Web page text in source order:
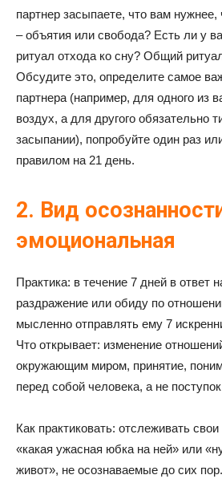
партнер засыпаете, что вам
– объятия или свобода? Есть ли у
ритуал отхода ко сну? Общий
Обсудите это, определите самое
партнера (например, для одного из
воздух, а для другого обязательно
засыпании), попробуйте один раз
правилом на 21 день.
2. Вид
эмоциональная
Практика: в течение 7 дней в ответ
раздражение или обиду по
мысленно отправлять ему 7
Что открывает: изменение
окружающим миром, принятие,
перед собой человека, а не
Как практиковать: отслеживать
«какая ужасная юбка на ней» или
живот», не осознаваемые до сих